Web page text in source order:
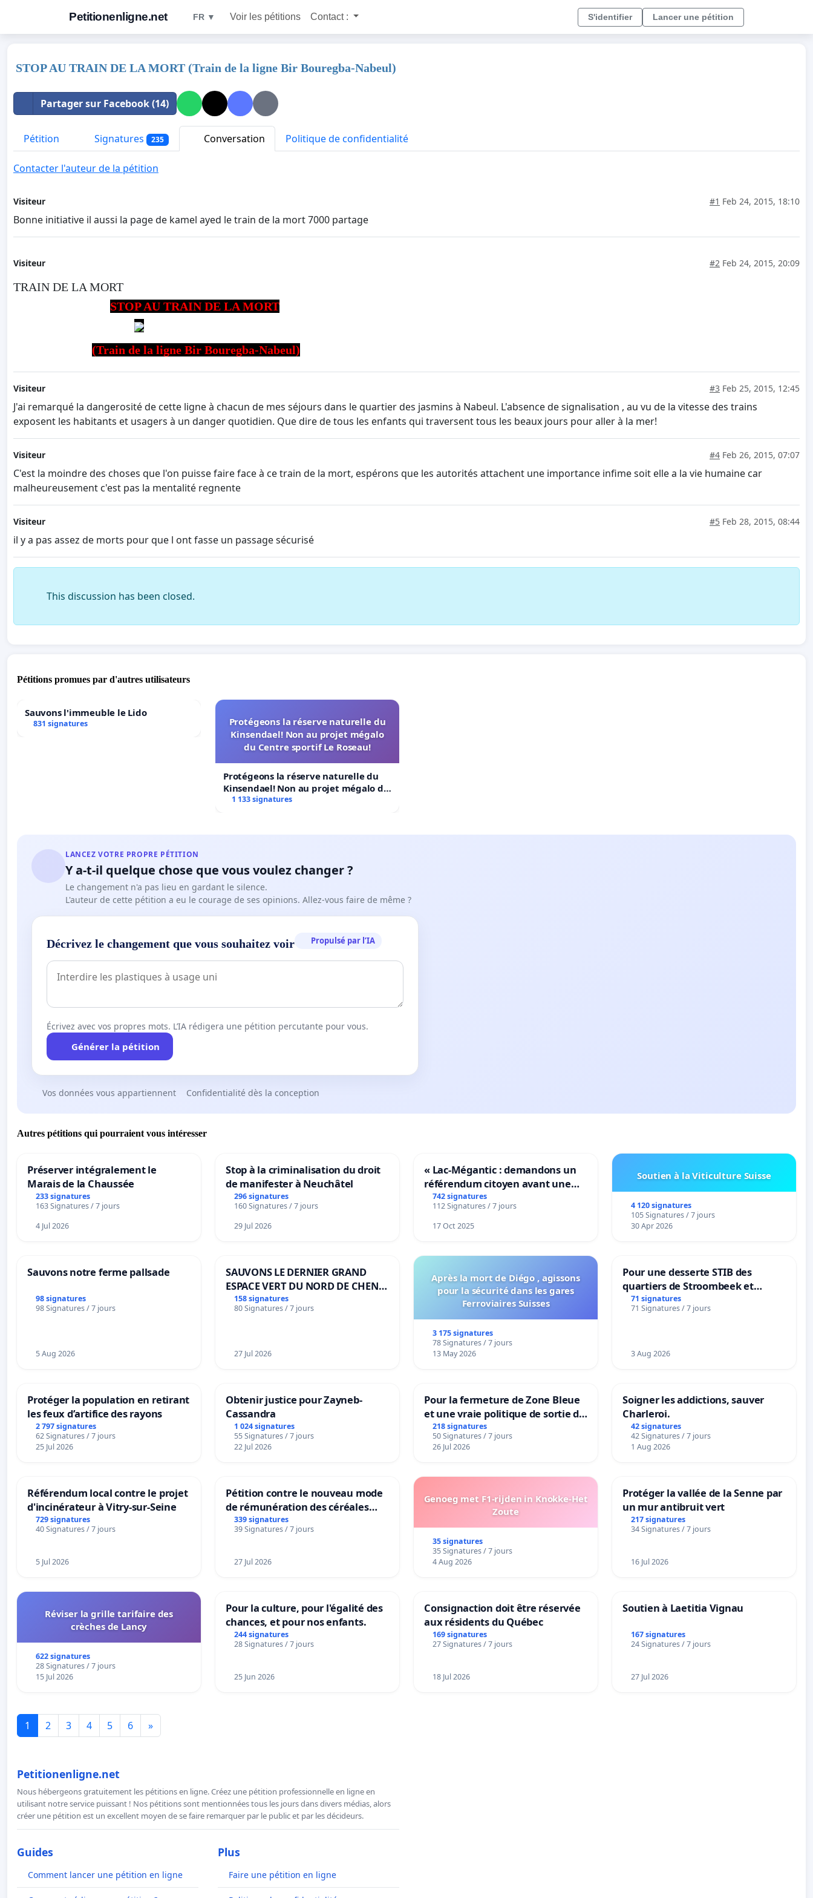
Petitionenligne.net FR ▼ Voir les pétitions Contact : S'identifier Lancer une pétition
STOP AU TRAIN DE LA MORT (Train de la ligne Bir Bouregba-Nabeul)
Partager sur Facebook (14)
Pétition Signatures 235 Conversation Politique de confidentialité
Contacter l'auteur de la pétition
Visiteur #1 Feb 24, 2015, 18:10
Bonne initiative il aussi la page de kamel ayed le train de la mort 7000 partage
Visiteur #2 Feb 24, 2015, 20:09
TRAIN DE LA MORT
STOP AU TRAIN DE LA MORT
(Train de la ligne Bir Bouregba-Nabeul)
Visiteur #3 Feb 25, 2015, 12:45
J'ai remarqué la dangerosité de cette ligne à chacun de mes séjours dans le quartier des jasmins à Nabeul. L'absence de signalisation , au vu de la vitesse des trains
exposent les habitants et usagers à un danger quotidien. Que dire de tous les enfants qui traversent tous les beaux jours pour aller à la mer!
Visiteur #4 Feb 26, 2015, 07:07
C'est la moindre des choses que l'on puisse faire face à ce train de la mort, espérons que les autorités attachent une importance infime soit elle a la vie humaine car
malheureusement c'est pas la mentalité regnente
Visiteur #5 Feb 28, 2015, 08:44
il y a pas assez de morts pour que l ont fasse un passage sécurisé
This discussion has been closed.
Pétitions promues par d'autres utilisateurs
Sauvons l'immeuble le Lido
831 signatures
Protégeons la réserve naturelle du
Kinsendael! Non au projet mégalo
du Centre sportif Le Roseau!
Protégeons la réserve naturelle du
Kinsendael! Non au projet mégalo du
Centre sportif Le Roseau!
1 133 signatures
LANCEZ VOTRE PROPRE PÉTITION
Y a-t-il quelque chose que vous voulez changer ?
Le changement n'a pas lieu en gardant le silence.
L'auteur de cette pétition a eu le courage de ses opinions. Allez-vous faire de même ?
Décrivez le changement que vous souhaitez voir Propulsé par l’IA
Écrivez avec vos propres mots. L’IA rédigera une pétition percutante pour vous.
Générer la pétition
Vos données vous appartiennent Confidentialité dès la conception
Autres pétitions qui pourraient vous intéresser
Préserver intégralement le
Marais de la Chaussée
233 signatures
163 Signatures / 7 jours
4 Jul 2026
Stop à la criminalisation du droit
de manifester à Neuchâtel
296 signatures
160 Signatures / 7 jours
29 Jul 2026
« Lac-Mégantic : demandons un
référendum citoyen avant une
transformation irréversible de
notre territoire »
742 signatures
112 Signatures / 7 jours
17 Oct 2025
Soutien à la Viticulture Suisse
4 120 signatures
105 Signatures / 7 jours
30 Apr 2026
Sauvons notre ferme pallsade
98 signatures
98 Signatures / 7 jours
5 Aug 2026
SAUVONS LE DERNIER GRAND
ESPACE VERT DU NORD DE CHENE-
BOUGERIES
158 signatures
80 Signatures / 7 jours
27 Jul 2026
Après la mort de Diégo , agissons
pour la sécurité dans les gares
Ferroviaires Suisses
3 175 signatures
78 Signatures / 7 jours
13 May 2026
Pour une desserte STIB des
quartiers de Stroombeek et
Beauval - Voor een MIVB-
bediening van de wijken
71 signatures
71 Signatures / 7 jours
3 Aug 2026
Protéger la population en retirant
les feux d’artifice des rayons
2 797 signatures
62 Signatures / 7 jours
25 Jul 2026
Obtenir justice pour Zayneb-
Cassandra
1 024 signatures
55 Signatures / 7 jours
22 Jul 2026
Pour la fermeture de Zone Bleue
et une vraie politique de sortie de
la dépendance
218 signatures
50 Signatures / 7 jours
26 Jul 2026
Soigner les addictions, sauver
Charleroi.
42 signatures
42 Signatures / 7 jours
1 Aug 2026
Référendum local contre le projet
d'incinérateur à Vitry-sur-Seine
729 signatures
40 Signatures / 7 jours
5 Jul 2026
Pétition contre le nouveau mode
de rémunération des céréales
panifiables de Swiss granum basé
sur la teneur en protéines
339 signatures
39 Signatures / 7 jours
27 Jul 2026
Genoeg met F1-rijden in Knokke-Het
Zoute
35 signatures
35 Signatures / 7 jours
4 Aug 2026
Protéger la vallée de la Senne par
un mur antibruit vert
217 signatures
34 Signatures / 7 jours
16 Jul 2026
Réviser la grille tarifaire des
crèches de Lancy
622 signatures
28 Signatures / 7 jours
15 Jul 2026
Pour la culture, pour l'égalité des
chances, et pour nos enfants.
244 signatures
28 Signatures / 7 jours
25 Jun 2026
Consignaction doit être réservée
aux résidents du Québec
169 signatures
27 Signatures / 7 jours
18 Jul 2026
Soutien à Laetitia Vignau
167 signatures
24 Signatures / 7 jours
27 Jul 2026
1 2 3 4 5 6 »
Petitionenligne.net
Nous hébergeons gratuitement les pétitions en ligne. Créez une pétition professionnelle en ligne en
utilisant notre service puissant ! Nos pétitions sont mentionnées tous les jours dans divers médias, alors
créer une pétition est un excellent moyen de se faire remarquer par le public et par les décideurs.
Guides
Comment lancer une pétition en ligne
Plus
Faire une pétition en ligne